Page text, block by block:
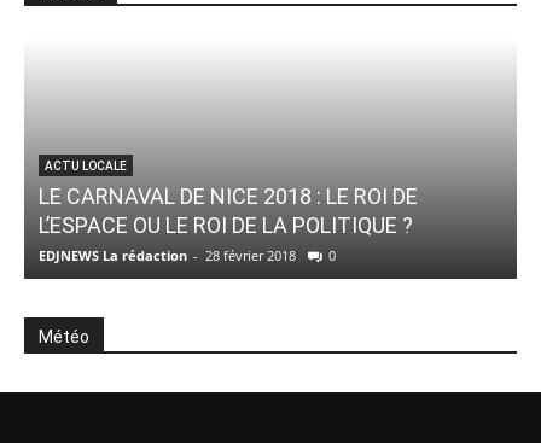
ACTU LOCALE
LE CARNAVAL DE NICE 2018 : LE ROI DE
L’ESPACE OU LE ROI DE LA POLITIQUE ?
EDJNEWS La rédaction - 28 février 2018 0
Météo